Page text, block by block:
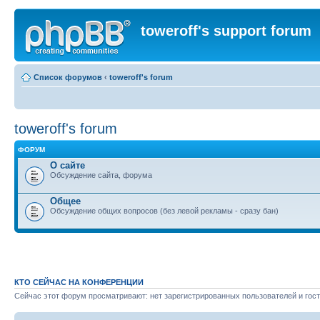
toweroff's support forum
Список форумов ‹ toweroff's forum
toweroff's forum
ФОРУМ
О сайте
Обсуждение сайта, форума
Общее
Обсуждение общих вопросов (без левой рекламы - сразу бан)
КТО СЕЙЧАС НА КОНФЕРЕНЦИИ
Сейчас этот форум просматривают: нет зарегистрированных пользователей и